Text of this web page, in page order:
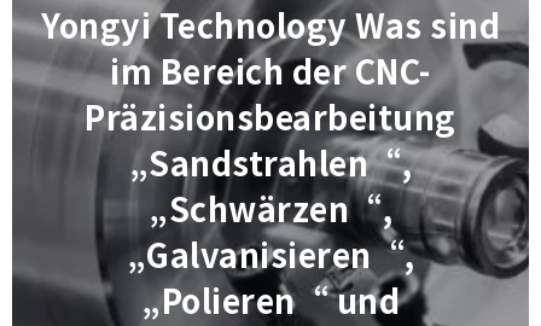
Yongyi Technology Was sind
im Bereich der CNC-
Präzisionsbearbeitung
„Sandstrahlen“,
„Schwärzen“,
„Galvanisieren“,
„Polieren“ und